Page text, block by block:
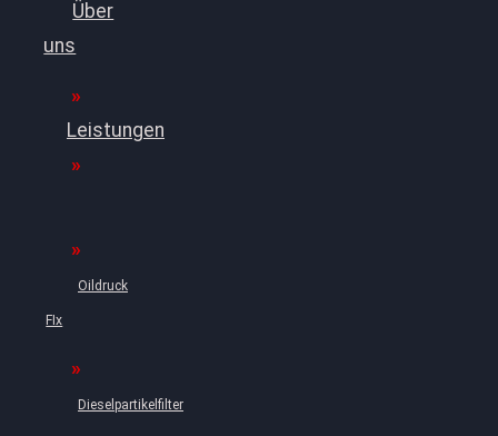
Über
uns
Leistungen
Oildruck
FIx
Dieselpartikelfilter